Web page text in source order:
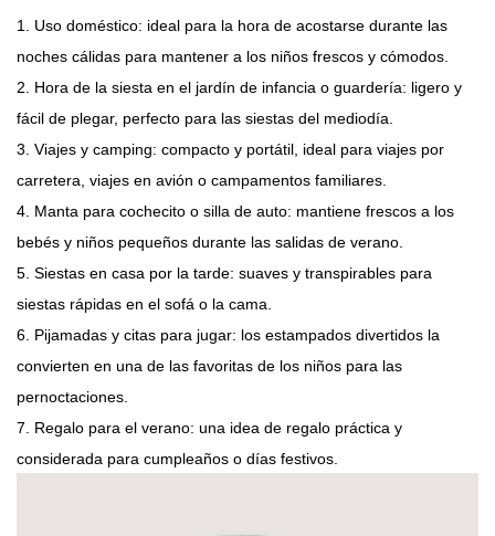
1. Uso doméstico: ideal para la hora de acostarse durante las
noches cálidas para mantener a los niños frescos y cómodos.
2. Hora de la siesta en el jardín de infancia o guardería: ligero y
fácil de plegar, perfecto para las siestas del mediodía.
3. Viajes y camping: compacto y portátil, ideal para viajes por
carretera, viajes en avión o campamentos familiares.
4. Manta para cochecito o silla de auto: mantiene frescos a los
bebés y niños pequeños durante las salidas de verano.
5. Siestas en casa por la tarde: suaves y transpirables para
siestas rápidas en el sofá o la cama.
6. Pijamadas y citas para jugar: los estampados divertidos la
convierten en una de las favoritas de los niños para las
pernoctaciones.
7. Regalo para el verano: una idea de regalo práctica y
considerada para cumpleaños o días festivos.